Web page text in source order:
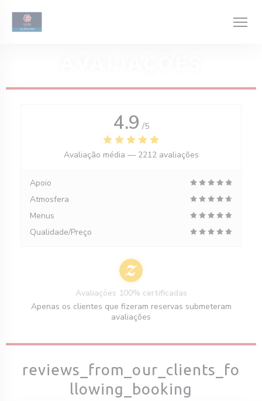
reviews_from_our_clients_fo
llowing_booking
4.9 /5
Avaliação média — 2212 avaliações
Apoio
Atmosfera
Menus
Qualidade/Preço
Avaliações 100% certificadas
Apenas os clientes que fizeram reservas submeteram
avaliações